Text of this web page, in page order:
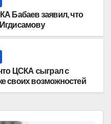
Бабаев заявил, что
ЦСКА сыграл с
своих возможностей